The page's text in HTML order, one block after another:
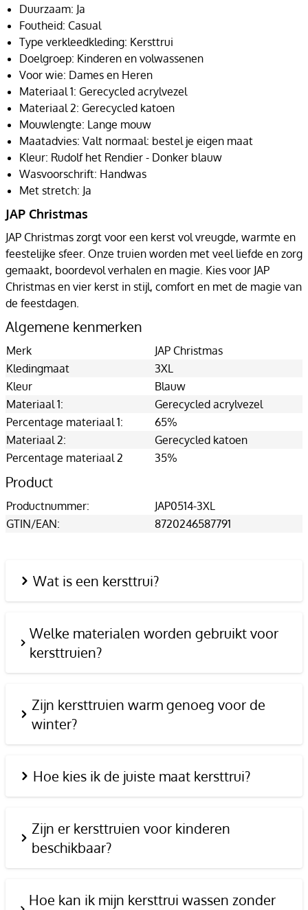
Duurzaam: Ja
Foutheid: Casual
Type verkleedkleding: Kersttrui
Doelgroep: Kinderen en volwassenen
Voor wie: Dames en Heren
Materiaal 1: Gerecycled acrylvezel
Materiaal 2: Gerecycled katoen
Mouwlengte: Lange mouw
Maatadvies: Valt normaal: bestel je eigen maat
Kleur: Rudolf het Rendier - Donker blauw
Wasvoorschrift: Handwas
Met stretch: Ja
JAP Christmas
JAP Christmas zorgt voor een kerst vol vreugde, warmte en
feestelijke sfeer. Onze truien worden met veel liefde en zorg
gemaakt, boordevol verhalen en magie. Kies voor JAP
Christmas en vier kerst in stijl, comfort en met de magie van
de feestdagen.
Algemene kenmerken
Merk
JAP Christmas
Kledingmaat
3XL
Kleur
Blauw
Materiaal 1:
Gerecycled acrylvezel
Percentage materiaal 1:
65%
Materiaal 2:
Gerecycled katoen
Percentage materiaal 2
35%
Product
Productnummer:
JAP0514-3XL
GTIN/EAN:
8720246587791
Wat is een kersttrui?
Welke materialen worden gebruikt voor
kersttruien?
Zijn kersttruien warm genoeg voor de
winter?
Hoe kies ik de juiste maat kersttrui?
Zijn er kersttruien voor kinderen
beschikbaar?
Hoe kan ik mijn kersttrui wassen zonder